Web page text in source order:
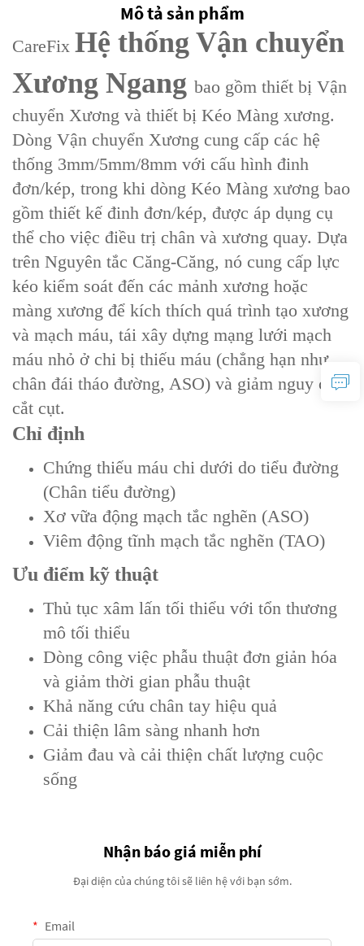
Mô tả sản phẩm
CareFix Hệ thống Vận chuyển
Xương Ngang bao gồm thiết bị ‌Vận
chuyển Xương‌ và thiết bị ‌Kéo Màng xương‌.
Dòng Vận chuyển Xương cung cấp các hệ
thống 3mm/5mm/8mm với cấu hình đinh
đơn/kép, trong khi dòng Kéo Màng xương bao
gồm thiết kế đinh đơn/kép, được áp dụng cụ
thể cho việc điều trị chân và xương quay. Dựa
trên ‌Nguyên tắc Căng-Căng‌, nó cung cấp lực
kéo kiểm soát đến các mảnh xương hoặc
màng xương để kích thích quá trình tạo xương
và mạch máu, tái xây dựng mạng lưới mạch
máu nhỏ ở chi bị thiếu máu (chẳng hạn như
chân đái tháo đường, ASO) và giảm nguy cơ
cắt cụt.
Chỉ định‌
Chứng thiếu máu chi dưới do tiểu đường
(Chân tiểu đường)
Xơ vữa động mạch tắc nghẽn (ASO)
Viêm động tĩnh mạch tắc nghẽn (TAO)
Ưu điểm kỹ thuật
Thủ tục xâm lấn tối thiểu với tổn thương
mô tối thiểu
Dòng công việc phẫu thuật đơn giản hóa
và giảm thời gian phẫu thuật
Khả năng cứu chân tay hiệu quả
Cải thiện lâm sàng nhanh hơn
Giảm đau và cải thiện chất lượng cuộc
sống
Nhận báo giá miễn phí
Đại diện của chúng tôi sẽ liên hệ với bạn sớm.
Email